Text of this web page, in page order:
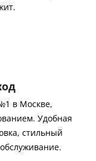
в Москве,
Удобная
стильный